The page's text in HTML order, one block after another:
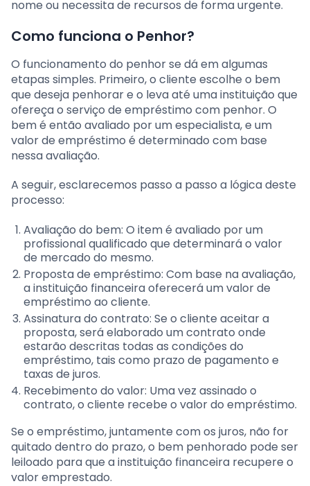
nome ou necessita de recursos de forma urgente.
Como funciona o Penhor?
O funcionamento do penhor se dá em algumas
etapas simples. Primeiro, o cliente escolhe o bem
que deseja penhorar e o leva até uma instituição que
ofereça o serviço de empréstimo com penhor. O
bem é então avaliado por um especialista, e um
valor de empréstimo é determinado com base
nessa avaliação.
A seguir, esclarecemos passo a passo a lógica deste
processo:
Avaliação do bem: O item é avaliado por um
profissional qualificado que determinará o valor
de mercado do mesmo.
Proposta de empréstimo: Com base na avaliação,
a instituição financeira oferecerá um valor de
empréstimo ao cliente.
Assinatura do contrato: Se o cliente aceitar a
proposta, será elaborado um contrato onde
estarão descritas todas as condições do
empréstimo, tais como prazo de pagamento e
taxas de juros.
Recebimento do valor: Uma vez assinado o
contrato, o cliente recebe o valor do empréstimo.
Se o empréstimo, juntamente com os juros, não for
quitado dentro do prazo, o bem penhorado pode ser
leiloado para que a instituição financeira recupere o
valor emprestado.